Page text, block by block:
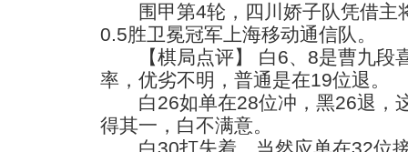
围甲第4轮，四川娇子队凭借主
0.5胜卫冕冠军上海移动通信队。
【棋局点评】 白6、8是曹九段
率，优劣不明，普通是在19位退。
白26如单在28位冲，黑26退，
得其一，白不满意。